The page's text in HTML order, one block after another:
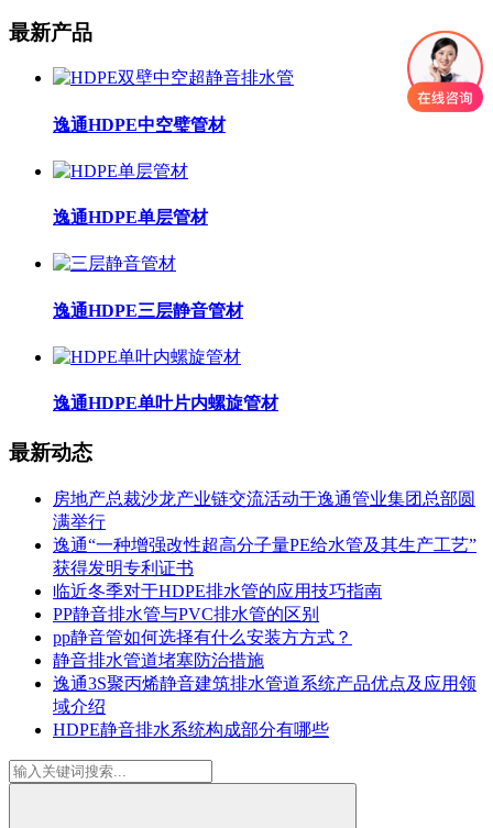
最新产品
逸通HDPE中空璧管材
逸通HDPE单层管材
逸通HDPE三层静音管材
逸通HDPE单叶片内螺旋管材
最新动态
房地产总裁沙龙产业链交流活动于逸通管业集团总部圆
满举行
逸通“一种增强改性超高分子量PE给水管及其生产工艺”
获得发明专利证书
临近冬季对于HDPE排水管的应用技巧指南
PP静音排水管与PVC排水管的区别
pp静音管如何选择有什么安装方方式？
静音排水管道堵塞防治措施
逸通3S聚丙烯静音建筑排水管道系统产品优点及应用领
域介绍
HDPE静音排水系统构成部分有哪些